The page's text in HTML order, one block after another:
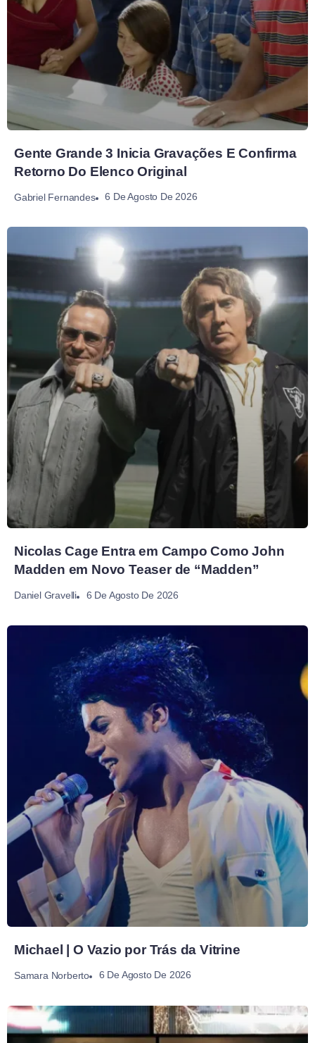
Gente Grande 3 Inicia Gravações E Confirma
Retorno Do Elenco Original
Gabriel Fernandes 6 De Agosto De 2026
Nicolas Cage Entra em Campo Como John
Madden em Novo Teaser de “Madden”
Daniel Gravelli 6 De Agosto De 2026
Michael | O Vazio por Trás da Vitrine
Samara Norberto 6 De Agosto De 2026